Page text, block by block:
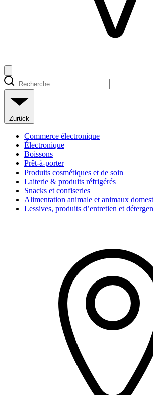
Zurück
Commerce électronique
Électronique
Boissons
Prêt-à-porter
Produits cosmétiques et de soin
Laiterie & produits réfrigérés
Snacks et confiseries
Alimentation animale et animaux
Lessives, produits d’entretien et